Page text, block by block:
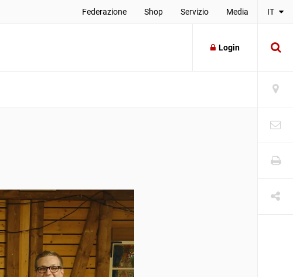
Federazione Shop Servizio Media IT
Login